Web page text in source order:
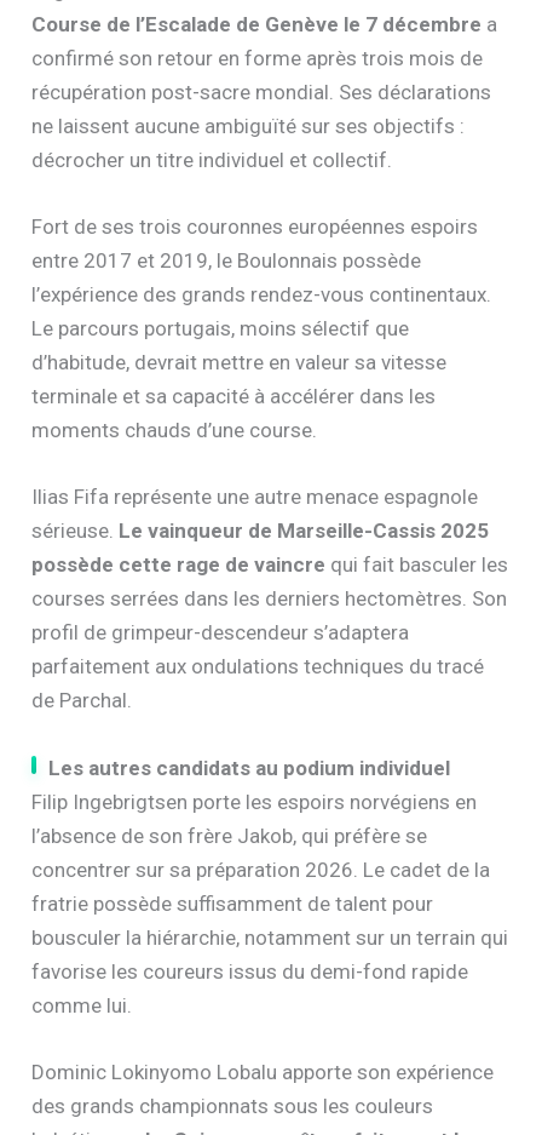
Course de l’Escalade de Genève le 7 décembre a
confirmé son retour en forme après trois mois de
récupération post-sacre mondial. Ses déclarations
ne laissent aucune ambiguïté sur ses objectifs :
décrocher un titre individuel et collectif.
Fort de ses trois couronnes européennes espoirs
entre 2017 et 2019, le Boulonnais possède
l’expérience des grands rendez-vous continentaux.
Le parcours portugais, moins sélectif que
d’habitude, devrait mettre en valeur sa vitesse
terminale et sa capacité à accélérer dans les
moments chauds d’une course.
Ilias Fifa représente une autre menace espagnole
sérieuse. Le vainqueur de Marseille-Cassis 2025
possède cette rage de vaincre qui fait basculer les
courses serrées dans les derniers hectomètres. Son
profil de grimpeur-descendeur s’adaptera
parfaitement aux ondulations techniques du tracé
de Parchal.
Les autres candidats au podium individuel
Filip Ingebrigtsen porte les espoirs norvégiens en
l’absence de son frère Jakob, qui préfère se
concentrer sur sa préparation 2026. Le cadet de la
fratrie possède suffisamment de talent pour
bousculer la hiérarchie, notamment sur un terrain qui
favorise les coureurs issus du demi-fond rapide
comme lui.
Dominic Lokinyomo Lobalu apporte son expérience
des grands championnats sous les couleurs